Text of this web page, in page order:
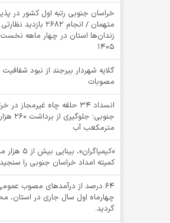
خراسان جنوبی رتبه اول کشور در
متهمان / انجام ۲۶۸۲ بازدید
زندان‌ها استان در چهار ماهه
1405
گلایه شهردار بیرجند از نبود
مصوبات
انسداد ۳۴ حلقه چاه غیرمجاز در
جنوبی؛ جلوگیری از برداشت ۲۶۰ هزار
مترمکعب آب
«کیمیاگران»،
کمیته امداد خراسان جنوبی را
64 درصد از درآمدهای مصوب
چهارماه اول سال جاری در استان،
گردید.